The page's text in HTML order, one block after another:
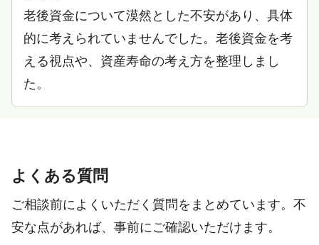
老後資金について漠然とした不安があり、具体
的に考えられていませんでした。老後資金を考
える視点や、資産寿命の考え方を整理しまし
た。
よくある質問
ご相談前によくいただく質問をまとめています。不
安な点があれば、事前にご確認いただけます。